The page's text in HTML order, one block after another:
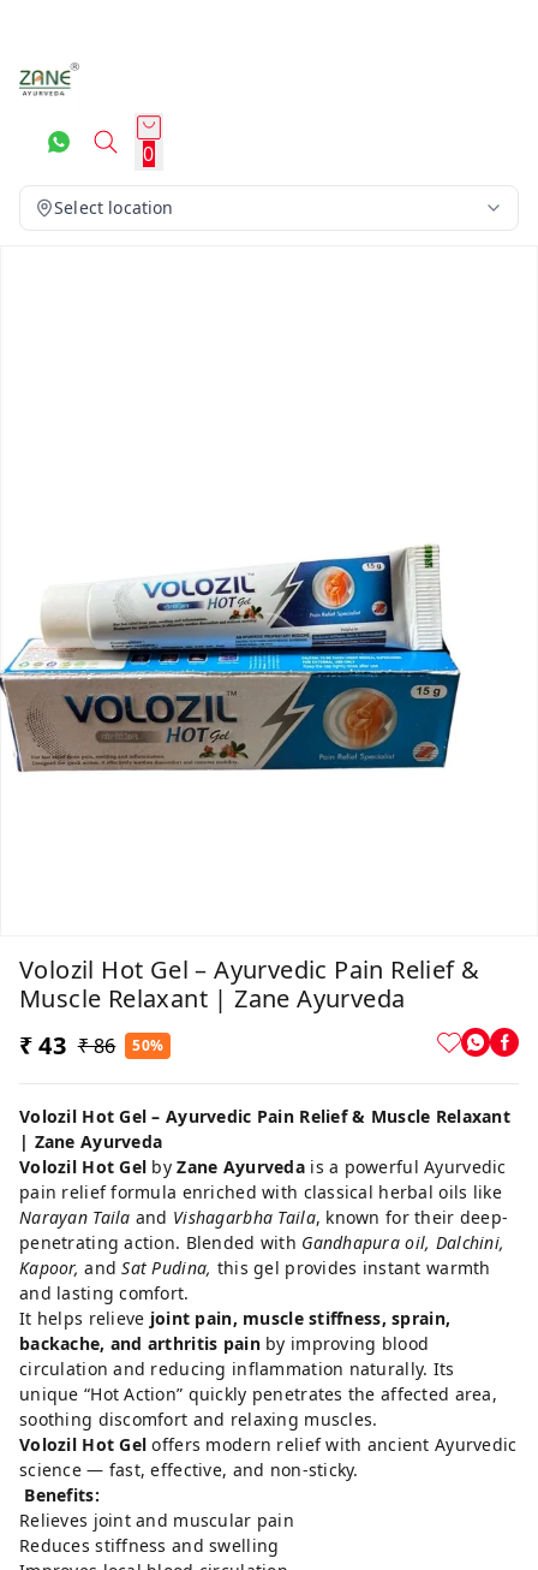
0
Select location
Volozil Hot Gel – Ayurvedic Pain Relief &
Muscle Relaxant | Zane Ayurveda
₹ 43 ₹ 86 50%
Volozil Hot Gel – Ayurvedic Pain Relief & Muscle Relaxant
| Zane Ayurveda
Volozil Hot Gel byZane Ayurvedais a powerful Ayurvedic
pain relief formula enriched with classical herbal oils like
Narayan Taila and Vishagarbha Taila, known for their deep-
penetrating action. Blended with Gandhapura oil, Dalchini,
Kapoor, andSat Pudina, this gel provides instant warmth
and lasting comfort.
It helps relieve joint pain, muscle stiffness, sprain,
backache, and arthritis painby improving blood
circulation and reducing inflammation naturally. Its
unique “Hot Action” quickly penetrates the affected area,
soothing discomfort and relaxing muscles.
Volozil Hot Gel offers modern relief with ancient Ayurvedic
science — fast, effective, and non-sticky.
Benefits:
Relieves joint and muscular pain
Reduces stiffness and swelling